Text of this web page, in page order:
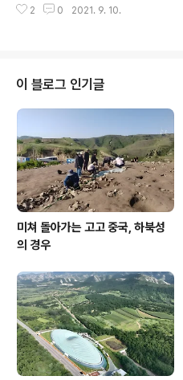
지만 철만난 망둥이처럼 언제나 국감을 기
런 까닭에 이를 지칭하는 말 중에 거북 구
이곳은 퇴계를 만남으로써 일약 위상이 저
달으니, 와! 퇴계가 이곳을 지목했다 해서
아서 바위에다가 sns 방명록을 남기듯 하
니 수송대愁送臺? 이름이 왜 그래? 이리
은 이름으로 바까!!! 해서 그 대안으로 제시
승대搜勝臺라!!!..
2 0 2021. 9. 10.
이 블로그 인기글
미쳐 돌아가는 고고 중국, 하북성
의 경우